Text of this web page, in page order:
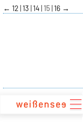
zum
Inhalt
← 12 13 14 15 16 →